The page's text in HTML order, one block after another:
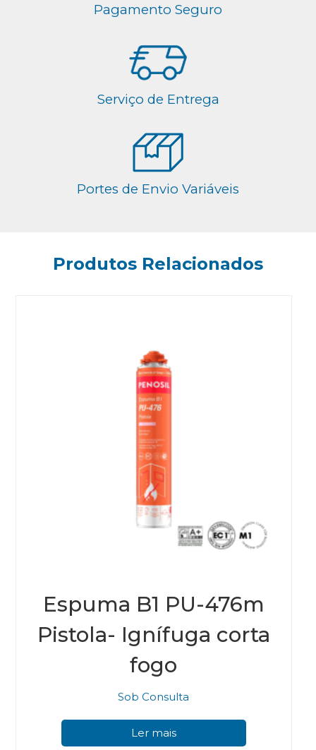
Pagamento Seguro
Serviço de Entrega
Portes de Envio Variáveis
Produtos Relacionados
Espuma B1 PU-476m
Pistola- Ignífuga corta
fogo
Sob Consulta
Ler mais